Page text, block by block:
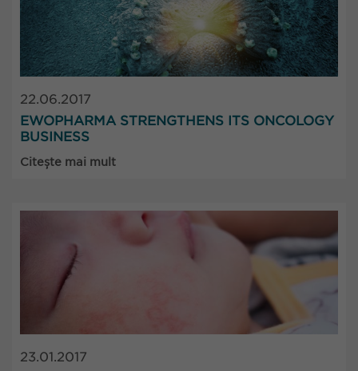
22.06.2017
EWOPHARMA STRENGTHENS ITS ONCOLOGY
BUSINESS
Citește mai mult
23.01.2017